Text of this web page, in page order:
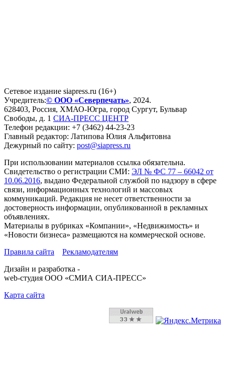
Сетевое издание siapress.ru (16+)
Учредитель:© ООО «Северпечать», 2024.
628403, Россия, ХМАО-Югра, город Сургут, Бульвар
Свободы, д. 1 СИА-ПРЕСС ЦЕНТР
Телефон редакции: +7 (3462) 44-23-23
Главный редактор: Латипова Юлия Альфитовна
Дежурный по сайту: post@siapress.ru
При использовании материалов ссылка обязательна.
Свидетельство о регистрации СМИ: ЭЛ № ФС 77 – 66042 от
10.06.2016, выдано Федеральной службой по надзору в сфере
связи, информационных технологий и массовых
коммуникаций. Редакция не несет ответственности за
достоверность информации, опубликованной в рекламных
объявлениях.
Материалы в рубриках «Компании», «Недвижимость» и
«Новости бизнеса» размещаются на коммерческой основе.
Правила сайта
Рекламодателям
Дизайн и разработка -
web-студия ООО «СМИА СИА-ПРЕСС»
Карта сайта